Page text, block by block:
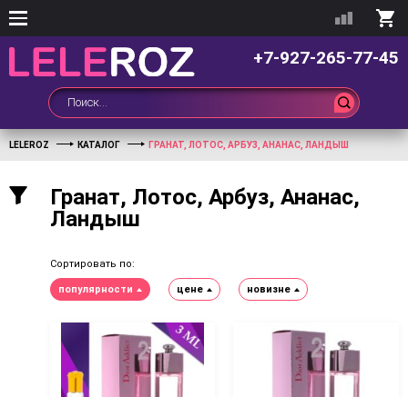
+7-927-265-77-45
LELEROZ КАТАЛОГ ГРАНАТ, ЛОТОС, АРБУЗ, АНАНАС, ЛАНДЫШ
Гранат, Лотос, Арбуз, Ананас,
Ландыш
Сортировать по:
популярности цене новизне